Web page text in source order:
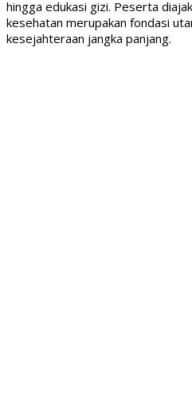
hingga edukasi gizi. Peserta
kesehatan merupakan fondasi
kesejahteraan jangka panjang.